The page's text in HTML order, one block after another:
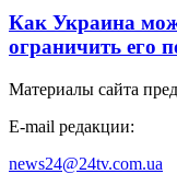
Как Украина
ограничить его
Материалы сайта
E-mail редакции:
news24@24tv.com.ua